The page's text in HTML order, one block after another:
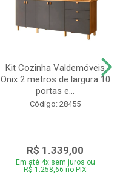
Kit Cozinha Valdemóveis
Onix 2 metros de largura 10
portas e...
Código: 28455
R$ 1.339,00
Em até 4x sem juros ou
R$ 1.258,66 no PIX